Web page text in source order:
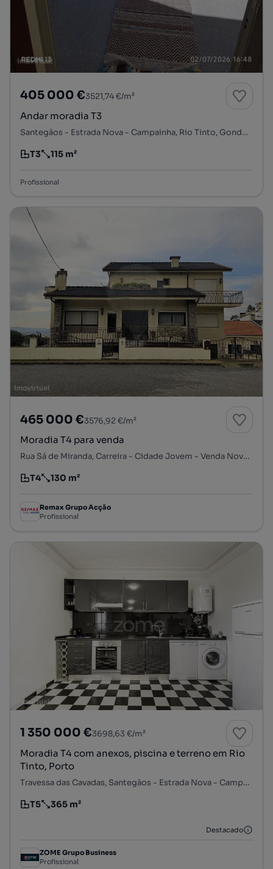
405 000 €3521,74 €/m²
Andar moradia T3
Santegãos - Estrada Nova - Campainha, Rio Tinto, Gondomar, Porto
Tipologia
T3
Preço por metro quadrado
115 m²
Profissional
465 000 €3576,92 €/m²
Moradia T4 para venda
Rua Sá de Miranda, Carreira - Cidade Jovem - Venda Nova, Rio Tinto, Gondomar, Porto
Tipologia
T4
Preço por metro quadrado
130 m²
Remax Grupo Acção
Profissional
1 350 000 €3698,63 €/m²
Moradia T4 com anexos, piscina e terreno em Rio
Tinto, Porto
Travessa das Cavadas, Santegãos - Estrada Nova - Campainha, Rio Tinto, Gondomar, Porto
Tipologia
T5
Preço por metro quadrado
365 m²
Destacado
ZOME Grupo Business
Profissional